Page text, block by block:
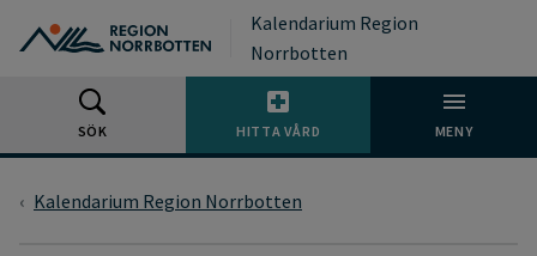
Kalendarium Region
Norrbotten
SÖK HITTA VÅRD MENY
Kalendarium Region Norrbotten